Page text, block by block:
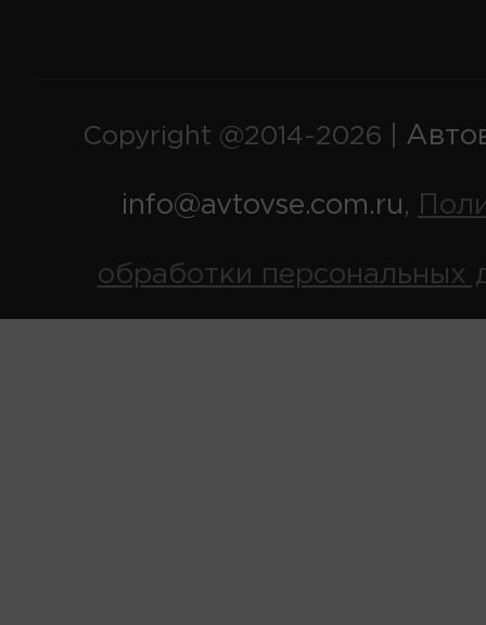
Copyright @2014-2026 |
info@avtovse.com.ru,
обработки персональных